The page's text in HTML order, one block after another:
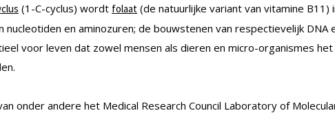
(1-C-cyclus) wordt folaat (de natuurlijke variant van vitamine B11)
nucleotiden en aminozuren; de bouwstenen van respectievelijk DNA
voor leven dat zowel mensen als dieren en micro-organismes het
onder andere het Medical Research Council Laboratory of